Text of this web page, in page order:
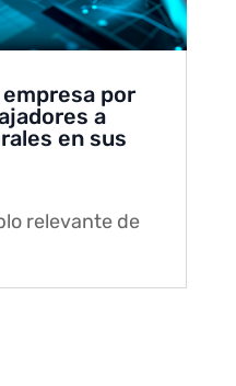
empresa por
a
en sus
relevante de